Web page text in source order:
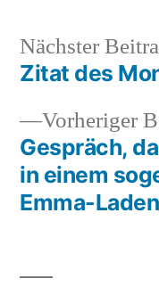
Vorheriger
Gespräch,
in einem
Emma-
Nächster
Zitat des